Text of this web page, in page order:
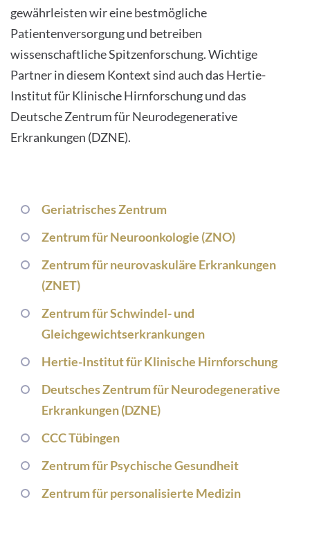
gewährleisten wir eine bestmögliche
Patientenversorgung und betreiben
wissenschaftliche Spitzenforschung. Wichtige
Partner in diesem Kontext sind auch das Hertie-
Institut für Klinische Hirnforschung und das
Deutsche Zentrum für Neurodegenerative
Erkrankungen (DZNE).
Geriatrisches Zentrum
Zentrum für Neuroonkologie (ZNO)
Zentrum für neurovaskuläre Erkrankungen
(ZNET)
Zentrum für Schwindel- und
Gleichgewichtserkrankungen
Hertie-Institut für Klinische Hirnforschung
Deutsches Zentrum für Neurodegenerative
Erkrankungen (DZNE)
CCC Tübingen
Zentrum für Psychische Gesundheit
Zentrum für personalisierte Medizin